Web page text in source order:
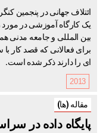
ائتلاف جهانی در پنجمین
یک کارگاه آموزشی در مورد
بین المللی و جامعه مدنی
برای فعالانی که قصد کار
ای را دارند ذکر شده است.
2013
مقاله (ها)
پایگاه داده در